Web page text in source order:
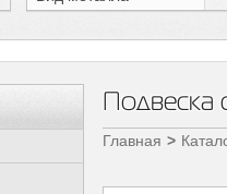
Подвеска
Главная